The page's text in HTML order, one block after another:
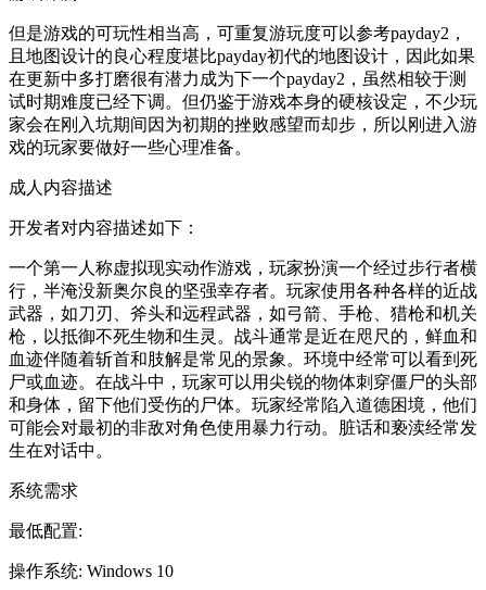
但是游戏的可玩性相当高，可重复游玩度可以参考payday2，
且地图设计的良心程度堪比payday初代的地图设计，因此如果
在更新中多打磨很有潜力成为下一个payday2，虽然相较于测
试时期难度已经下调。但仍鉴于游戏本身的硬核设定，不少玩
家会在刚入坑期间因为初期的挫败感望而却步，所以刚进入游
戏的玩家要做好一些心理准备。
成人内容描述
开发者对内容描述如下：
一个第一人称虚拟现实动作游戏，玩家扮演一个经过步行者横
行，半淹没新奥尔良的坚强幸存者。玩家使用各种各样的近战
武器，如刀刃、斧头和远程武器，如弓箭、手枪、猎枪和机关
枪，以抵御不死生物和生灵。战斗通常是近在咫尺的，鲜血和
血迹伴随着斩首和肢解是常见的景象。环境中经常可以看到死
尸或血迹。在战斗中，玩家可以用尖锐的物体刺穿僵尸的头部
和身体，留下他们受伤的尸体。玩家经常陷入道德困境，他们
可能会对最初的非敌对角色使用暴力行动。脏话和亵渎经常发
生在对话中。
系统需求
最低配置:
操作系统: Windows 10